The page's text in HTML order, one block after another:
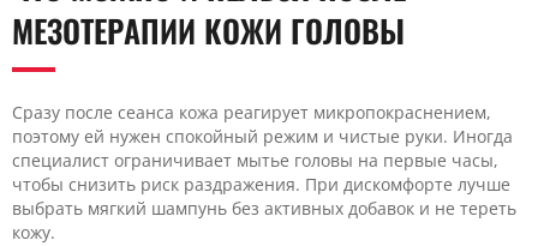
МЕЗОТЕРАПИИ КОЖИ ГОЛОВЫ
Сразу после сеанса кожа реагирует микропокраснением,
поэтому ей нужен спокойный режим и чистые руки. Иногда
специалист ограничивает мытье головы на первые часы,
чтобы снизить риск раздражения. При дискомфорте лучше
выбрать мягкий шампунь без активных добавок и не тереть
кожу.